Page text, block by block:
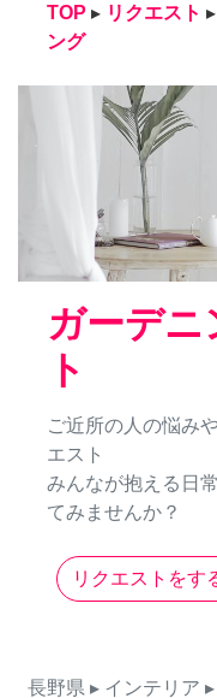
TOP ▸ リクエスト ▸
ング
ガーデ
ト
ご近所の人の悩み
エスト
みんなが抱える日
てみませんか？
リクエストをす
長野県 ▸ インテリア